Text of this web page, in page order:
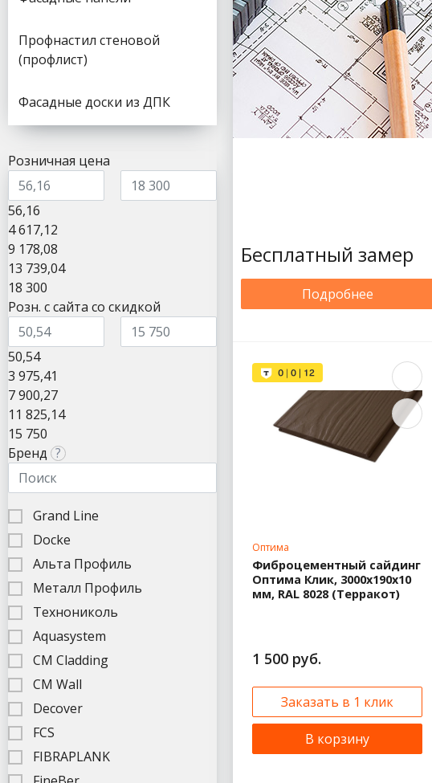
PE 125/90
Aquasystem медь
Aquasystem медь
Водосточная система
Aquasystem PU
Водосточная система
Aquasystem PU Matt
Стандарт
Foramina (Престиж)
Металл Профиль
Бюджет
Металл Профиль
Бесплатный замер
Подробнее
Оптима
Фиброцементный сайдинг
Оптима Клик, 3000x190x10
мм, RAL 8028 (Терракот)
1 500 руб.
Заказать в 1 клик
В корзину
Профнастил стеновой
(профлист)
Фасадные доски из ДПК
Розничная цена
56,16
4 617,12
9 178,08
13 739,04
18 300
Розн. с сайта со скидкой
50,54
3 975,41
7 900,27
11 825,14
15 750
Бренд ?
Grand Line
Docke
Альта Профиль
Металл Профиль
Технониколь
Aquasystem
CM Cladding
CM Wall
Decover
FCS
FIBRAPLANK